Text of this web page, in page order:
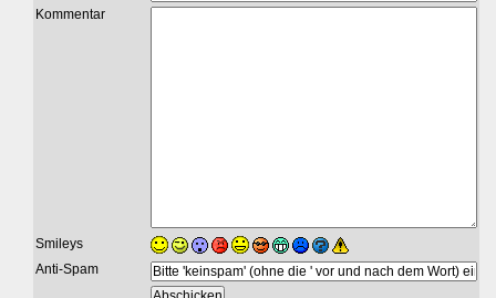
Kommentar
Smileys
Anti-Spam